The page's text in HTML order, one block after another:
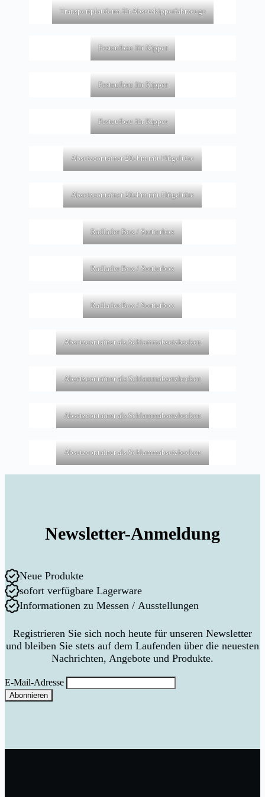
Transportplattform für Absetzkipperfahrzeuge
Festaufbau für Kipper
Festaufbau für Kipper
Festaufbau für Kipper
Absetzcontainer 20cbm mit Flügeltüre
Absetzcontainer 20cbm mit Flügeltüre
Radlader Box / Sortierbox
Radlader Box / Sortierbox
Radlader Box / Sortierbox
Absetzcontainer als Schlammabsetzbecken
Absetzcontainer als Schlammabsetzbecken
Absetzcontainer als Schlammabsetzbecken
Absetzcontainer als Schlammabsetzbecken
Newsletter-Anmeldung
Neue Produkte
sofort verfügbare Lagerware
Informationen zu Messen / Ausstellungen
Registrieren Sie sich noch heute für unseren Newsletter
und bleiben Sie stets auf dem Laufenden über die neuesten
Nachrichten, Angebote und Produkte.
E-Mail-Adresse